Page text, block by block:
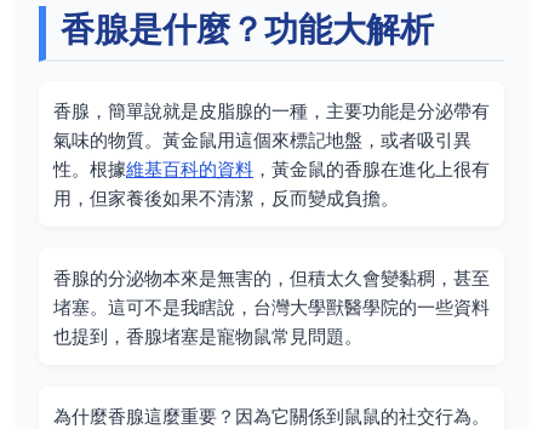
香腺是什麼？功能大解析
香腺，簡單說就是皮脂腺的一種，主要功能是分泌帶有
氣味的物質。黃金鼠用這個來標記地盤，或者吸引異
性。根據維基百科的資料 ，黃金鼠的香腺在進化上很有
用，但家養後如果不清潔，反而變成負擔。
香腺的分泌物本來是無害的，但積太久會變黏稠，甚至
堵塞。這可不是我瞎說，台灣大學獸醫學院的一些資料
也提到，香腺堵塞是寵物鼠常見問題。
為什麼香腺這麼重要？因為它關係到鼠鼠的社交行為。